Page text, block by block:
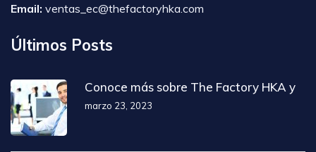
Email: ventas_ec@thefactoryhka.com
Últimos Posts
Conoce más sobre The Factory HKA y
marzo 23, 2023